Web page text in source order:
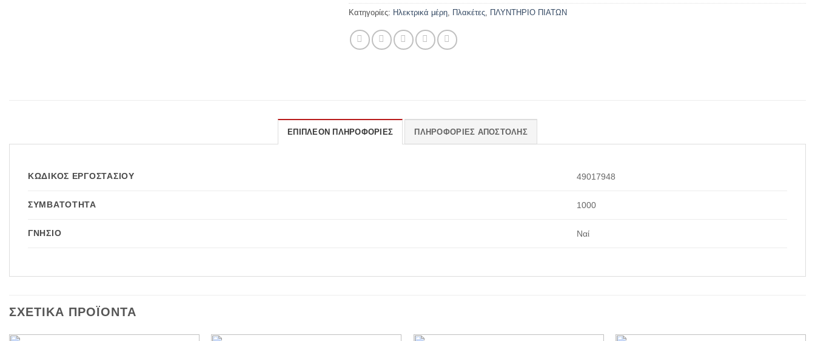
Κατηγορίες: Ηλεκτρικά μέρη Πλακέτες ΠΛΥΝΤΗΡΙΟ ΠΙΑΤΩΝ
ΕΠΙΠΛΈΟΝ ΠΛΗΡΟΦΟΡΊΕΣ ΠΛΗΡΟΦΟΡΊΕΣ ΑΠΟΣΤΟΛΉΣ
ΚΩΔΙΚΌΣ ΕΡΓΟΣΤΑΣΊΟΥ 49017948
ΣΥΜΒΑΤΌΤΗΤΑ 1000
ΓΝΉΣΙΟ Ναί
ΣΧΕΤΙΚΆ ΠΡΟΪΌΝΤΑ